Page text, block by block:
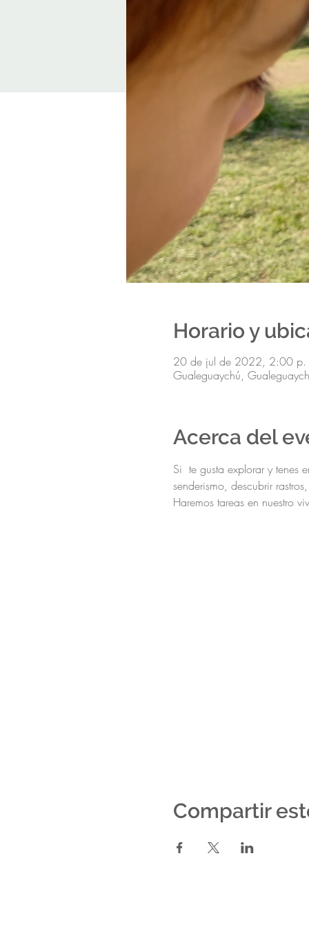
Horario y
20 de jul de 2022, 2:00
Gualeguaychú,
Acerca del
Si  te gusta explorar y
senderismo, descubrir
Haremos tareas en nuestro
Compartir